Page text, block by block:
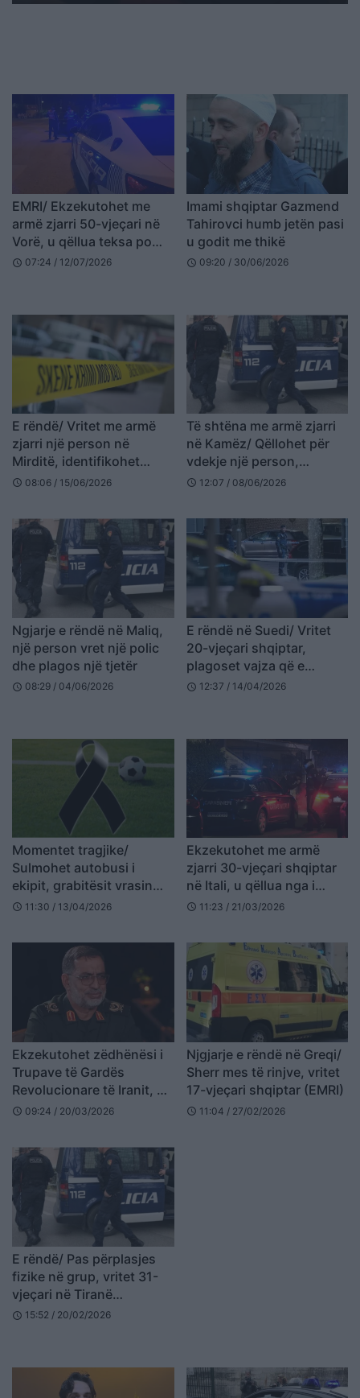
EMRI/ Ekzekutohet me
armë zjarri 50-vjeçari në
Vorë, u qëllua teksa po
hynte në shtëpi
schedule 07:24 / 12/07/2026
Imami shqiptar Gazmend
Tahirovci humb jetën pasi
u godit me thikë
schedule 09:20 / 30/06/2026
E rëndë/ Vritet me armë
zjarri një person në
Mirditë, identifikohet
viktima (EMRI)
schedule 08:06 / 15/06/2026
Të shtëna me armë zjarri
në Kamëz/ Qëllohet për
vdekje një person,
identifikohet autori i
schedule 12:07 / 08/06/2026
Ngjarje e rëndë në Maliq,
një person vret një polic
dhe plagos një tjetër
schedule 08:29 / 04/06/2026
E rëndë në Suedi/ Vritet
20-vjeçari shqiptar,
plagoset vajza që e
shoqëronte
schedule 12:37 / 14/04/2026
Momentet tragjike/
Sulmohet autobusi i
ekipit, grabitësit vrasin
futbollistin 20-vjeçar
schedule 11:30 / 13/04/2026
Ekzekutohet me armë
zjarri 30-vjeçari shqiptar
në Itali, u qëllua nga i
dashuri i ish-partneres së
schedule 11:23 / 21/03/2026
Ekzekutohet zëdhënësi i
Trupave të Gardës
Revolucionare të Iranit, Ali
Mohammad Naeini
schedule 09:24 / 20/03/2026
Njgjarje e rëndë në Greqi/
Sherr mes të rinjve, vritet
17-vjeçari shqiptar (EMRI)
schedule 11:04 / 27/02/2026
E rëndë/ Pas përplasjes
fizike në grup, vritet 31-
vjeçari në Tiranë
(EMRI+VIDEO)
schedule 15:52 / 20/02/2026